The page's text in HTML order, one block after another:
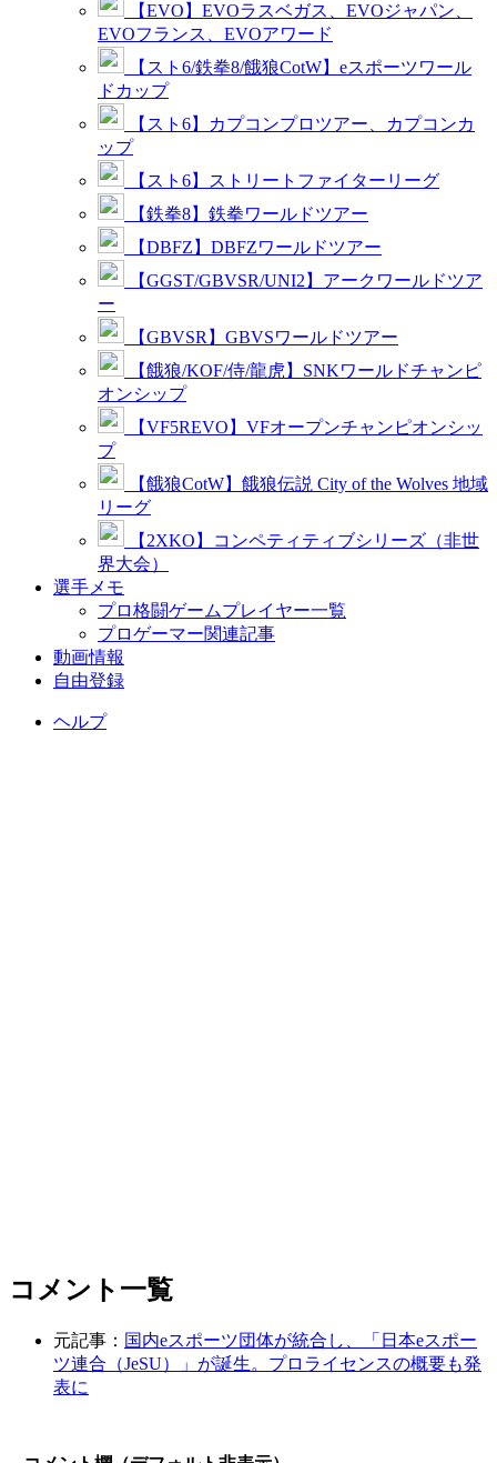
【EVO】EVOラスベガス、EVOジャパン、
EVOフランス、EVOアワード
【スト6/鉄拳8/餓狼CotW】eスポーツワール
ドカップ
【スト6】カプコンプロツアー、カプコンカ
ップ
【スト6】ストリートファイターリーグ
【鉄拳8】鉄拳ワールドツアー
【DBFZ】DBFZワールドツアー
【GGST/GBVSR/UNI2】アークワールドツア
ー
【GBVSR】GBVSワールドツアー
【餓狼/KOF/侍/龍虎】SNKワールドチャンピ
オンシップ
【VF5REVO】VFオープンチャンピオンシッ
プ
【餓狼CotW】餓狼伝説 City of the Wolves 地域
リーグ
【2XKO】コンペティティブシリーズ（非世
界大会）
選手メモ
プロ格闘ゲームプレイヤー一覧
プロゲーマー関連記事
動画情報
自由登録
ヘルプ
コメント一覧
元記事： 国内eスポーツ団体が統合し、「日本eスポー
ツ連合（JeSU）」が誕生。プロライセンスの概要も発
表に